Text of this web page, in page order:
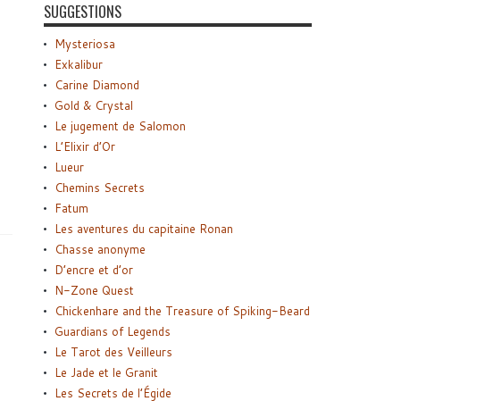
SUGGESTIONS
Mysteriosa
Exkalibur
Carine Diamond
Gold & Crystal
Le jugement de Salomon
L’Elixir d’Or
Lueur
Chemins Secrets
Fatum
Les aventures du capitaine Ronan
Chasse anonyme
D’encre et d’or
N-Zone Quest
Chickenhare and the Treasure of Spiking-Beard
Guardians of Legends
Le Tarot des Veilleurs
Le Jade et le Granit
Les Secrets de l’Égide